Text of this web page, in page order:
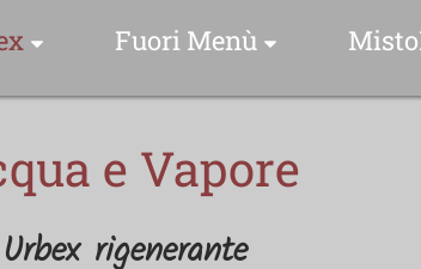
Foto Esplorazioni
Drone Video Clip
Una Foto Una Storia
Fuori Menù
Luoghi & Istanti
Video Clip
e Vapore
Urbex rigenerante